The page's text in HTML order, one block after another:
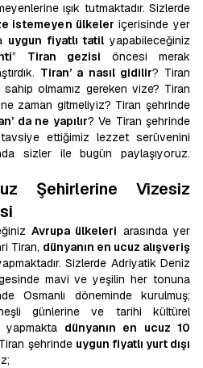
ışık tutmaktadır. Sizlerde
istemeyen ülkeleriçerisinde yer
uygun fiyatlı tatil yapabileceğiniz
” Tiran gezisi öncesi merak
Tiran’ a nasıl gidilir? Tiran
olmamız gereken vize? Tiran
zaman gitmeliyiz? Tiran şehrinde
da ne yapılır? Ve Tiran şehrinde
tavsiye ettiğimiz lezzet serüvenini
sizler ile bugün paylaşıyoruz.
Şehirlerine Vizesiz
Avrupa ülkeleri arasında yer
Tiran, dünyanın en ucuz alışveriş
Sizlerde Adriyatik Deniz
mavi ve yeşilin her tonuna
Osmanlı döneminde kurulmuş;
günlerine ve tarihi kültürel
dünyanın en ucuz 10
şehrinde uygun fiyatlı yurt dışı